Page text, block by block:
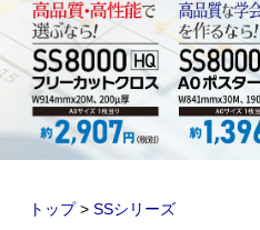
トップ>SSシリーズ